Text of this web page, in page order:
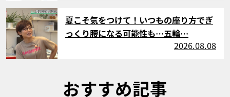
サムネイル
夏こそ気をつけて！いつもの座り方でぎ
っくり腰になる可能性も…五輪…
2026.08.08
おすすめ記事